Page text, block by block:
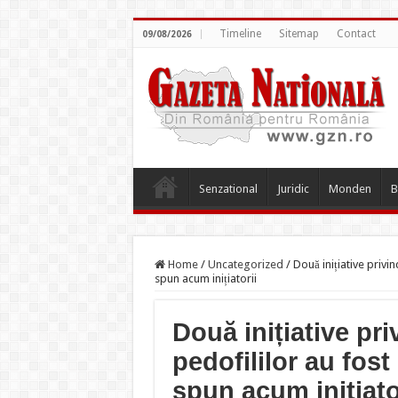
09/08/2026 Timeline Sitemap Contact
Senzational Juridic Monden
Home / Uncategorized / Două inițiative
spun acum inițiatorii
Două inițiative
pedofililor au fost
spun acum